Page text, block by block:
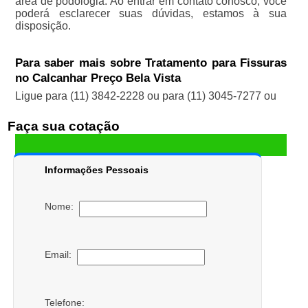
poderá esclarecer suas dúvidas, estamos à sua
disposição.
Para saber mais sobre Tratamento para Fissuras
no Calcanhar Preço Bela Vista
Ligue para (11) 3842-2228ou para (11) 3045-7277 ou
Faça sua cotação
Informações Pessoais
Nome:
Email:
Telefone: